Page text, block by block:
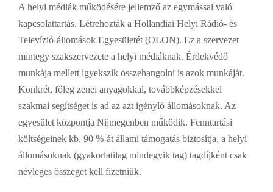
A helyi médiák működésére jellemző az egymással való
kapcsolattartás. Létrehozták a Hollandiai Helyi Rádió- és
Televízió-állomások Egyesületét (OLON). Ez a szervezet
mintegy szakszervezete a helyi médiáknak. Érdekvédő
munkája mellett igyekszik összehangolni is azok munkáját.
Konkrét, főleg zenei anyagokkal, továbbképzésekkel
szakmai segítséget is ad az azt igénylő állomásoknak. Az
egyesület központja Nijmegenben működik. Fenntartási
költségeinek kb. 90 %-át állami támogatás biztosítja, a helyi
állomásoknak (gyakorlatilag mindegyik tag) tagdíjként csak
névleges összeget kell fizetniük.